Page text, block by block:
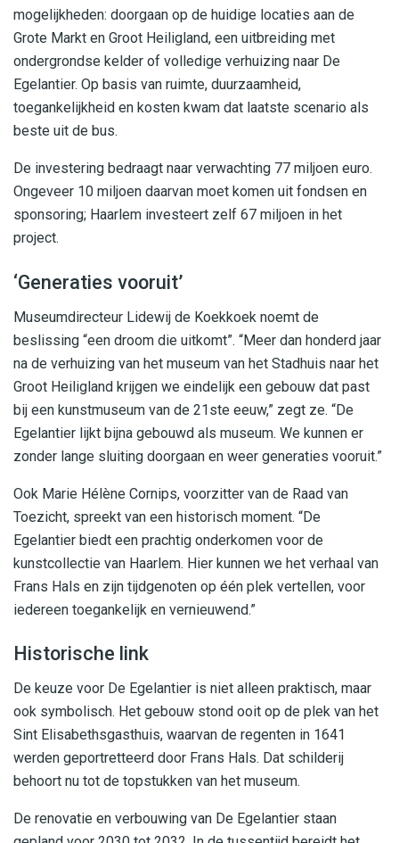
mogelijkheden: doorgaan op de huidige locaties aan de
Grote Markt en Groot Heiligland, een uitbreiding met
ondergrondse kelder of volledige verhuizing naar De
Egelantier. Op basis van ruimte, duurzaamheid,
toegankelijkheid en kosten kwam dat laatste scenario als
beste uit de bus.
De investering bedraagt naar verwachting 77 miljoen euro.
Ongeveer 10 miljoen daarvan moet komen uit fondsen en
sponsoring; Haarlem investeert zelf 67 miljoen in het
project.
‘Generaties vooruit’
Museumdirecteur Lidewij de Koekkoek noemt de
beslissing “een droom die uitkomt”. “Meer dan honderd jaar
na de verhuizing van het museum van het Stadhuis naar het
Groot Heiligland krijgen we eindelijk een gebouw dat past
bij een kunstmuseum van de 21ste eeuw,” zegt ze. “De
Egelantier lijkt bijna gebouwd als museum. We kunnen er
zonder lange sluiting doorgaan en weer generaties vooruit.”
Ook Marie Hélène Cornips, voorzitter van de Raad van
Toezicht, spreekt van een historisch moment. “De
Egelantier biedt een prachtig onderkomen voor de
kunstcollectie van Haarlem. Hier kunnen we het verhaal van
Frans Hals en zijn tijdgenoten op één plek vertellen, voor
iedereen toegankelijk en vernieuwend.”
Historische link
De keuze voor De Egelantier is niet alleen praktisch, maar
ook symbolisch. Het gebouw stond ooit op de plek van het
Sint Elisabethsgasthuis, waarvan de regenten in 1641
werden geportretteerd door Frans Hals. Dat schilderij
behoort nu tot de topstukken van het museum.
De renovatie en verbouwing van De Egelantier staan